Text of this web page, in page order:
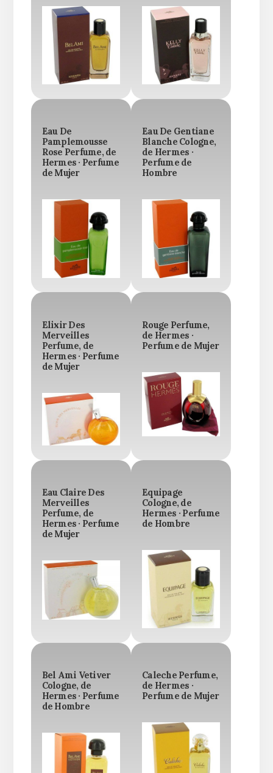
Eau De
Pamplemousse
Rose Perfume, de
Hermes · Perfume
de Mujer
Eau De Gentiane
Blanche Cologne,
de Hermes ·
Perfume de
Hombre
Elixir Des
Merveilles
Perfume, de
Hermes · Perfume
de Mujer
Rouge Perfume,
de Hermes ·
Perfume de Mujer
Eau Claire Des
Merveilles
Perfume, de
Hermes · Perfume
de Mujer
Equipage
Cologne, de
Hermes · Perfume
de Hombre
Bel Ami Vetiver
Cologne, de
Hermes · Perfume
de Hombre
Caleche Perfume,
de Hermes ·
Perfume de Mujer